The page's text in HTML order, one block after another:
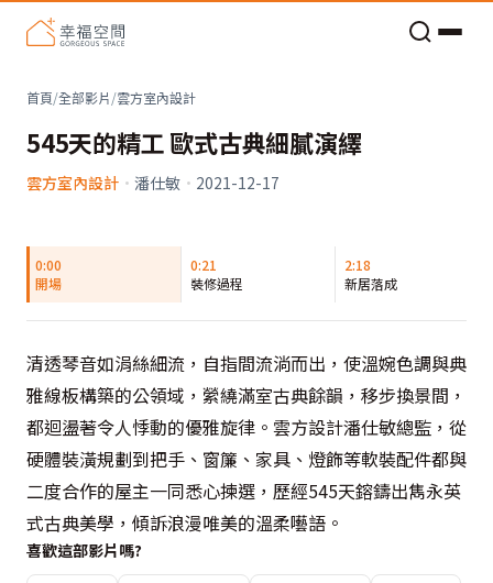
首頁/全部影片/雲方室內設計
545天的精工 歐式古典細膩演繹
雲方室內設計 · 潘仕敏 · 2021-12-17
0:00
開場
0:21
裝修過程
2:18
新居落成
清透琴音如涓絲細流，自指間流淌而出，使溫婉色調與典
雅線板構築的公領域，縈繞滿室古典餘韻，移步換景間，
都迴盪著令人悸動的優雅旋律。雲方設計潘仕敏總監，從
硬體裝潢規劃到把手、窗簾、家具、燈飾等軟裝配件都與
二度合作的屋主一同悉心揀選，歷經545天鎔鑄出雋永英
式古典美學，傾訴浪漫唯美的溫柔囈語。
喜歡這部影片嗎?